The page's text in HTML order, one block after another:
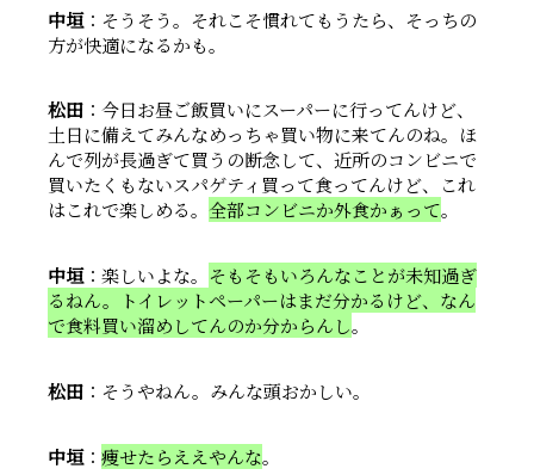
中垣：そうそう。それこそ慣れてもうたら、そっちの
方が快適になるかも。
松田 ：今日お昼ご飯買いにスーパーに行ってんけど、
土日に備えてみんなめっちゃ買い物に来てんのね。ほ
んで列が長過ぎて買うの断念して、近所のコンビニで
買いたくもないスパゲティ買って食ってんけど、これ
はこれで楽しめる。 全部コンビニか外食かぁって。
中垣：楽しいよな。 そもそもいろんなことが未知過ぎ
るねん。トイレットペーパーはまだ分かるけど、なん
で食料買い溜めしてんのか分からんし。
松田 ：そうやねん。みんな頭おかしい。
中垣： 痩せたらええやんな。